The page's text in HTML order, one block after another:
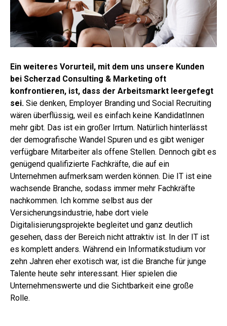
Ein weiteres Vorurteil, mit dem uns unsere Kunden
bei Scherzad Consulting & Marketing oft
konfrontieren, ist, dass der Arbeitsmarkt leergefegt
sei. Sie denken, Employer Branding und Social Recruiting
wären überflüssig, weil es einfach keine KandidatInnen
mehr gibt. Das ist ein großer Irrtum. Natürlich hinterlässt
der demografische Wandel Spuren und es gibt weniger
verfügbare Mitarbeiter als offene Stellen. Dennoch gibt es
genügend qualifizierte Fachkräfte, die auf ein
Unternehmen aufmerksam werden können. Die IT ist eine
wachsende Branche, sodass immer mehr Fachkräfte
nachkommen. Ich komme selbst aus der
Versicherungsindustrie, habe dort viele
Digitalisierungsprojekte begleitet und ganz deutlich
gesehen, dass der Bereich nicht attraktiv ist. In der IT ist
es komplett anders. Während ein Informatikstudium vor
zehn Jahren eher exotisch war, ist die Branche für junge
Talente heute sehr interessant. Hier spielen die
Unternehmenswerte und die Sichtbarkeit eine große
Rolle.